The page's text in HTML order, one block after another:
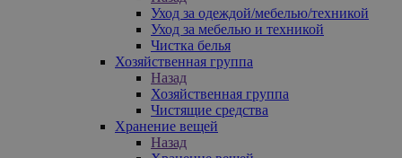
Уход за одеждой/мебелью/техникой
Уход за мебелью и техникой
Чистка белья
Хозяйственная группа
Назад
Хозяйственная группа
Чистящие средства
Хранение вещей
Назад